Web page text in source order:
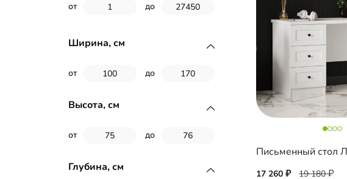
от до
Ширина, см
от до
Высота, см
от до
Глубина, см
Письменный стол
17 260 19 180